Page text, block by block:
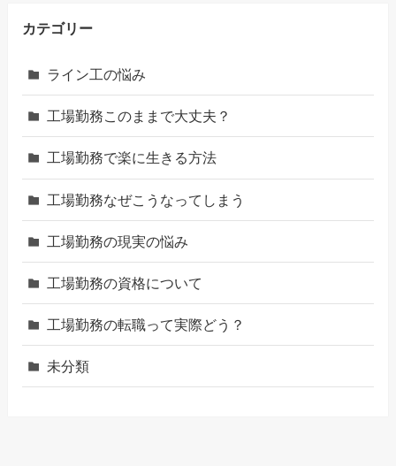
カテゴリー
ライン工の悩み
工場勤務このままで大丈夫？
工場勤務で楽に生きる方法
工場勤務なぜこうなってしまう
工場勤務の現実の悩み
工場勤務の資格について
工場勤務の転職って実際どう？
未分類